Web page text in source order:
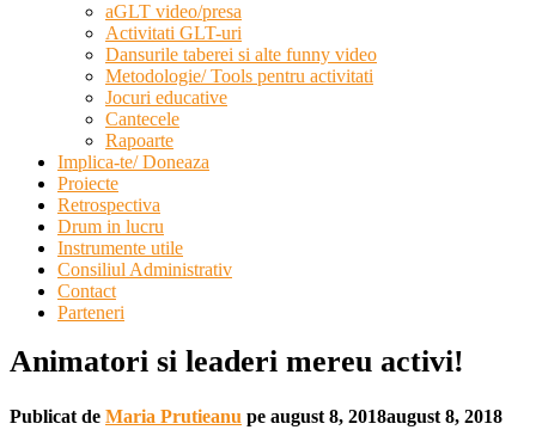
aGLT video/presa
Activitati GLT-uri
Dansurile taberei si alte funny video
Metodologie/ Tools pentru activitati
Jocuri educative
Cantecele
Rapoarte
Implica-te/ Doneaza
Proiecte
Retrospectiva
Drum in lucru
Instrumente utile
Consiliul Administrativ
Contact
Parteneri
Animatori si leaderi mereu activi!
Publicat de Maria Prutieanu pe august 8, 2018august 8, 2018